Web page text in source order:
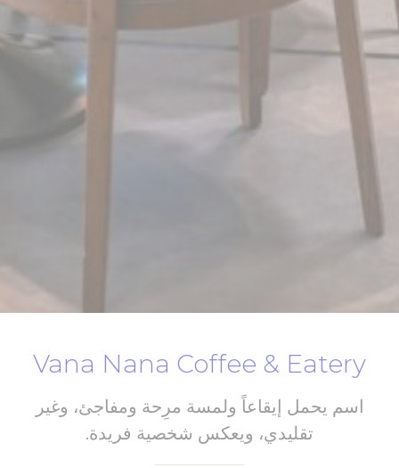
Vana Nana Coffee & Eatery
اسم يحمل إيقاعاً ولمسة مرِحة ومفاجئ، وغير
تقليدي، ويعكس شخصية فريدة.